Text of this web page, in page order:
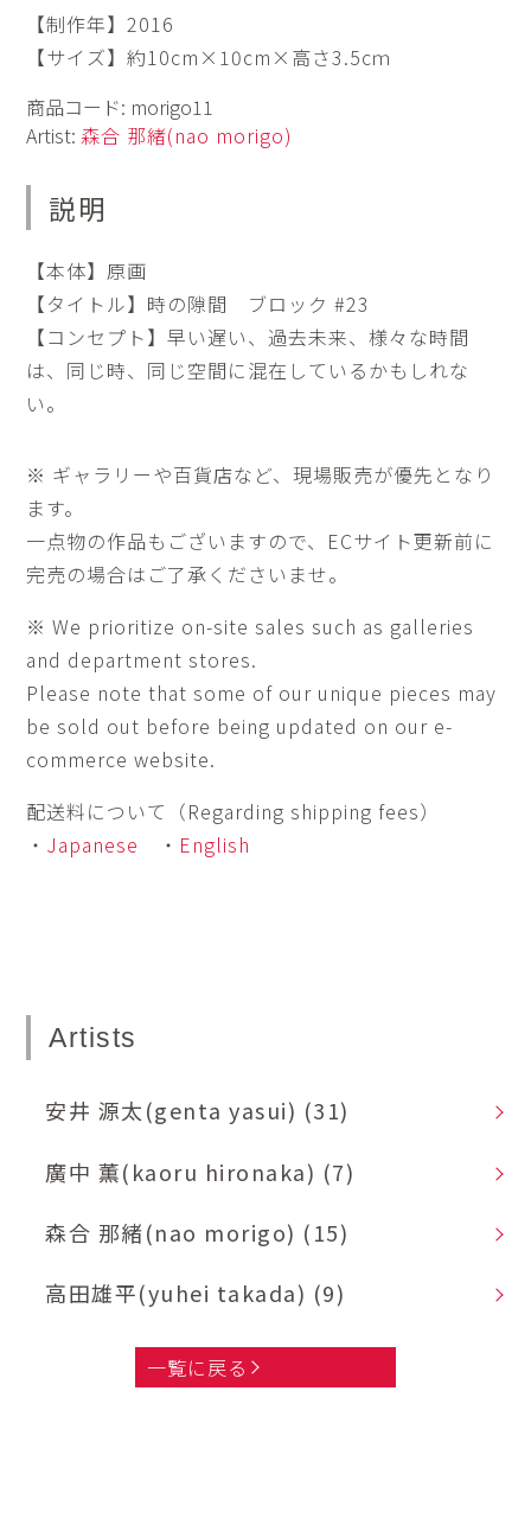
間
ブ
ロ
ッ
#
個
【制作年】2016
【サイズ】約10cm×10cm×高さ3.5cｍ
商品コード: morigo11
Artist:森合 那緒(nao morigo)
説明
【本体】原画
【タイトル】時の隙間 ブロック #23
【コンセプト】早い遅い、過去未来、様々な時間
は、同じ時、同じ空間に混在しているかもしれな
い。
※ ギャラリーや百貨店など、現場販売が優先となり
ます。
一点物の作品もございますので、ECサイト更新前に
完売の場合はご了承くださいませ。
※ We prioritize on-site sales such as galleries
and department stores.
Please note that some of our unique pieces may
be sold out before being updated on our e-
commerce website.
配送料について（Regarding shipping fees）
・ Japanese ・ English
Artists
安井 源太(genta yasui) (31)
廣中 薫(kaoru hironaka) (7)
森合 那緒(nao morigo) (15)
高田雄平(yuhei takada) (9)
一覧に戻る